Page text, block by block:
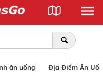
ăn uống Địa Điểm Ăn